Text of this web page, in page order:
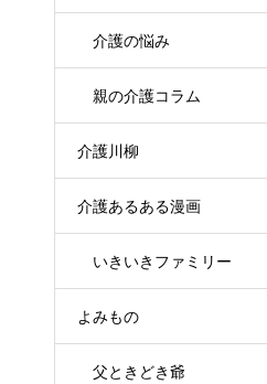
介護の悩み
親の介護コラム
介護川柳
介護あるある漫画
いきいきファミリー
よみもの
父ときどき爺